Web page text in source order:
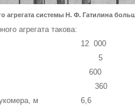
агрегата системы Н. Ф. Гатилина
агре­гата такова:
л 12 000
5
л 600
л 360
м 6,6